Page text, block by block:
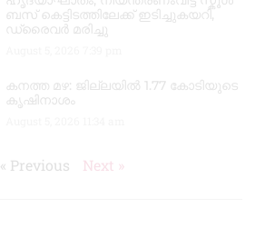
ബസ് കെട്ടിടത്തിലേക്ക് ഇടിച്ചുകയറി,
ഡ്രൈവർ മരിച്ചു
കനത്ത മഴ: ജില്ലയിൽ 1.77 കോടിയുടെ
കൃഷിനാശം
« Previous Next »